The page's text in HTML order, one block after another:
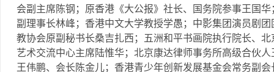
会副主席陈钢；原香港《大公报》社长、国务院参事王国
副理事长林峰；香港中文大学教授学愚；中影集团演员剧
教协会原副秘书长桑吉扎西；五洲和平书画院执行院长、
艺术交流中心主席陆惟华；北京康达律师事务所高级合伙
王伟鹏、会长陈金儿；香港青少年创新发展基金会常务副